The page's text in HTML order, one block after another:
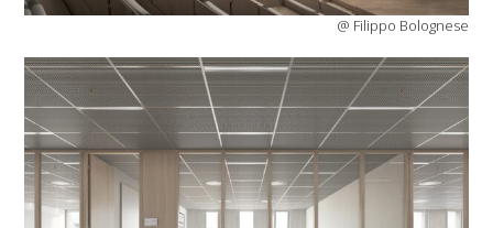
@ Filippo Bolognese